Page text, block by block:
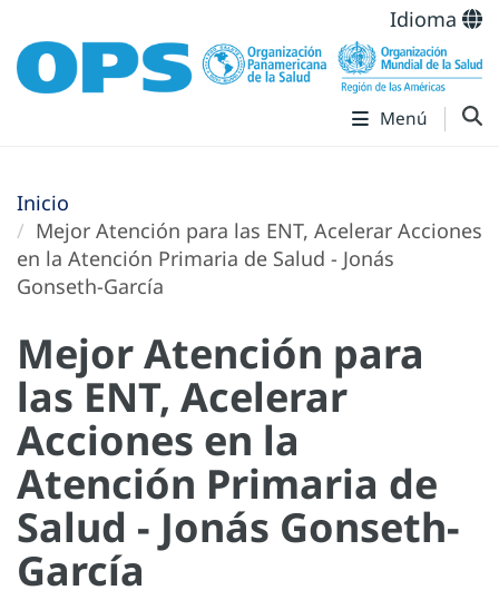
Idioma
Menú
Inicio
Mejor Atención para las ENT, Acelerar Acciones
en la Atención Primaria de Salud - Jonás
Gonseth-García
Mejor Atención para
las ENT, Acelerar
Acciones en la
Atención Primaria de
Salud - Jonás Gonseth-
García